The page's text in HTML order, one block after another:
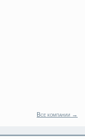
Все компании →